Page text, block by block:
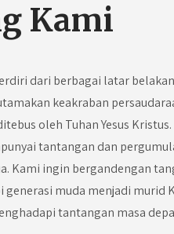
Kami
dari berbagai latar
keakraban
oleh Tuhan Yesus
tantangan dan
Kami ingin bergandengan
muda menjadi murid
tantangan masa